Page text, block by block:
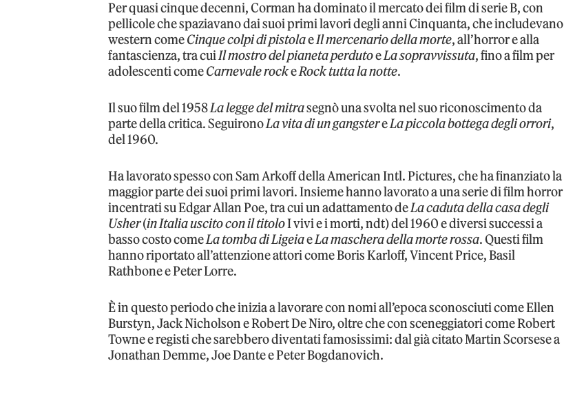
Per quasi cinque decenni, Corman ha dominato il mercato dei film di serie B, con
pellicole che spaziavano dai suoi primi lavori degli anni Cinquanta, che includevano
western comeCinque colpi di pistolaeIl mercenario della morte, all’horror e alla
fantascienza, tra cuiIl mostro del pianeta perdutoeLa sopravvissuta, fino a film per
adolescenti comeCarnevale rockeRock tutta la notte.
Il suo film del 1958La legge del mitrasegnò una svolta nel suo riconoscimento da
parte della critica. SeguironoLa vita di un gangstereLa piccola bottega degli orrori,
del 1960.
Ha lavorato spesso con Sam Arkoff della American Intl. Pictures, che ha finanziato la
maggior parte dei suoi primi lavori. Insieme hanno lavorato a una serie di film horror
incentrati su Edgar Allan Poe, tra cui un adattamento deLa caduta della casa degli
Usher(in Italia uscito con il titoloI vivi e i morti, ndt) del 1960 e diversi successi a
basso costo comeLa tomba di LigeiaeLa maschera della morte rossa. Questi film
hanno riportato all’attenzione attori come Boris Karloff, Vincent Price, Basil
Rathbone e Peter Lorre.
È in questo periodo che inizia a lavorare con nomi all’epoca sconosciuti come Ellen
Burstyn, Jack Nicholson e Robert De Niro, oltre che con sceneggiatori come Robert
Towne e registi che sarebbero diventati famosissimi: dal già citato Martin Scorsese a
Jonathan Demme, Joe Dante e Peter Bogdanovich.